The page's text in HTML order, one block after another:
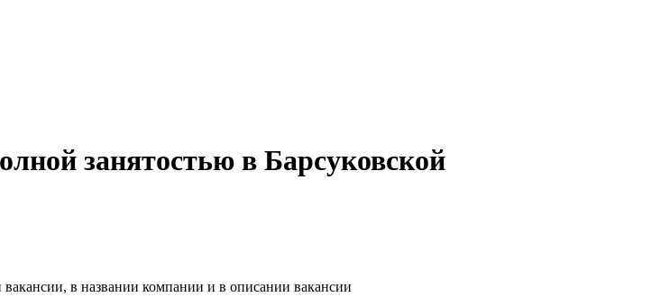
занятостью в Барсуковской
в названии компании и в описании вакансии